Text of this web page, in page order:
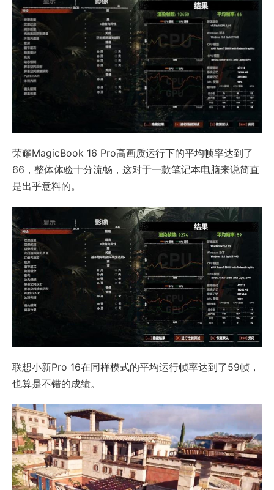
荣耀MagicBook 16 Pro高画质运行下的平均帧率达到了
66，整体体验十分流畅，这对于一款笔记本电脑来说简直
是出乎意料的。
联想小新Pro 16在同样模式的平均运行帧率达到了59帧，
也算是不错的成绩。